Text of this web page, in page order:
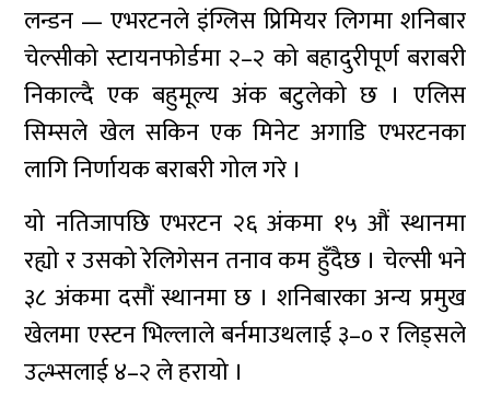
लन्डन — एभरटनले इंग्लिस प्रिमियर लिगमा शनिबार
चेल्सीको स्टायनफोर्डमा २–२ को बहादुरीपूर्ण बराबरी
निकाल्दै एक बहुमूल्य अंक बटुलेको छ । एलिस
सिम्सले खेल सकिन एक मिनेट अगाडि एभरटनका
लागि निर्णायक बराबरी गोल गरे ।
यो नतिजापछि एभरटन २६ अंकमा १५ औं स्थानमा
रह्यो र उसको रेलिगेसन तनाव कम हुँदैछ । चेल्सी भने
३८ अंकमा दसौं स्थानमा छ । शनिबारका अन्य प्रमुख
खेलमा एस्टन भिल्लाले बर्नमाउथलाई ३–० र लिड्सले
उल्भ्सलाई ४–२ ले हरायो ।